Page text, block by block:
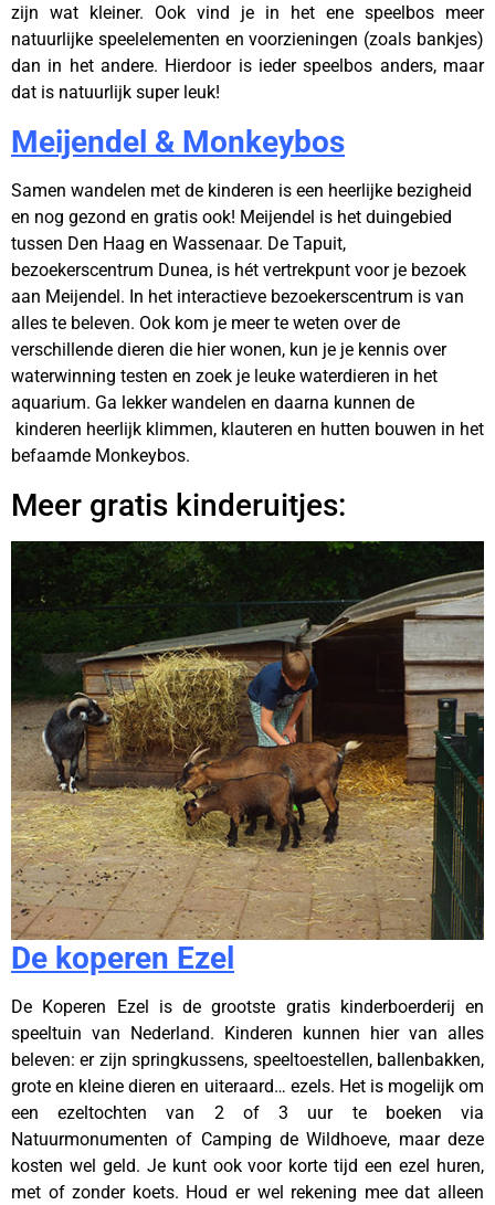
zijn wat kleiner. Ook vind je in het ene speelbos meer
natuurlijke speelelementen en voorzieningen (zoals bankjes)
dan in het andere. Hierdoor is ieder speelbos anders, maar
dat is natuurlijk super leuk!
Meijendel & Monkeybos
Samen wandelen met de kinderen is een heerlijke bezigheid
en nog gezond en gratis ook! Meijendel is het duingebied
tussen Den Haag en Wassenaar. De Tapuit,
bezoekerscentrum Dunea, is hét vertrekpunt voor je bezoek
aan Meijendel. In het interactieve bezoekerscentrum is van
alles te beleven. Ook kom je meer te weten over de
verschillende dieren die hier wonen, kun je je kennis over
waterwinning testen en zoek je leuke waterdieren in het
aquarium. Ga lekker wandelen en daarna kunnen de
kinderen heerlijk klimmen, klauteren en hutten bouwen in het
befaamde Monkeybos.
Meer gratis kinderuitjes:
De koperen Ezel
De Koperen Ezel is de grootste gratis kinderboerderij en
speeltuin van Nederland. Kinderen kunnen hier van alles
beleven: er zijn springkussens, speeltoestellen, ballenbakken,
grote en kleine dieren en uiteraard… ezels. Het is mogelijk om
een ezeltochten van 2 of 3 uur te boeken via
Natuurmonumenten of Camping de Wildhoeve, maar deze
kosten wel geld. Je kunt ook voor korte tijd een ezel huren,
met of zonder koets. Houd er wel rekening mee dat alleen